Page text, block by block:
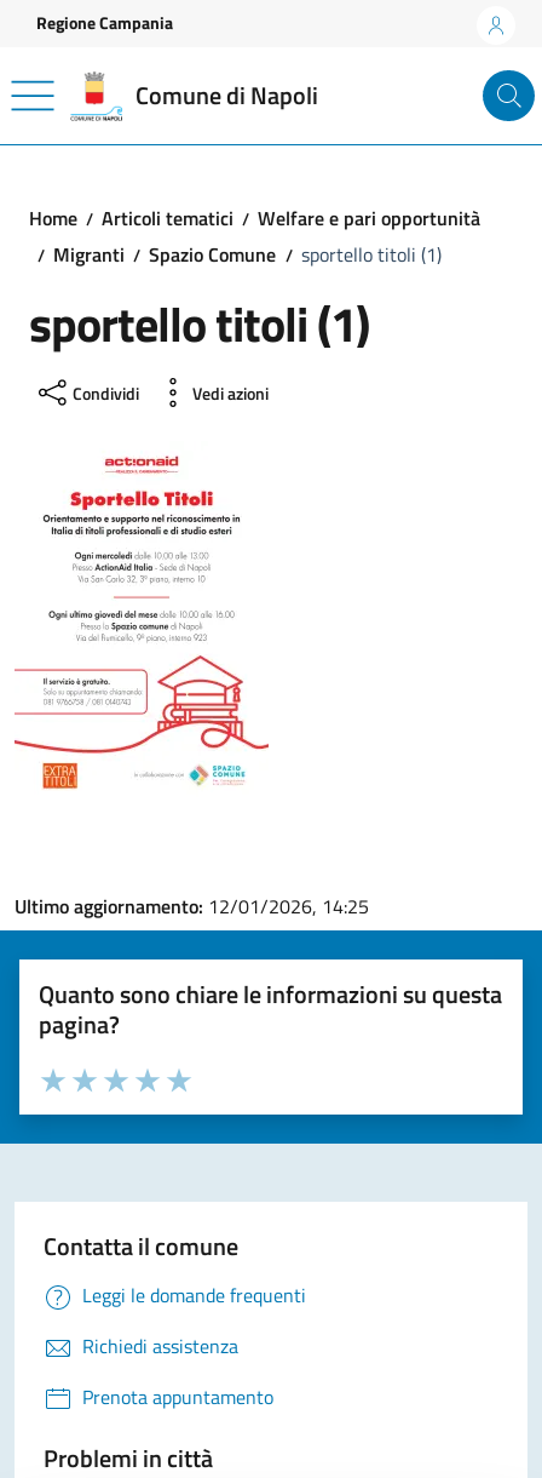
Vai ai contenuti
Vai al footer
Regione Campania
Comune di Napoli
Home Articoli tematici
Welfare e pari opportunità
Migranti
Spazio Comune sportello titoli (1)
sportello titoli (1)
Condividi Vedi azioni
Ultimo aggiornamento: 12/01/2026, 14:25
Quanto sono chiare le informazioni su questa
pagina?
Valuta la chiarezza delle informazioni (da 1 a 5 stelle)
Seleziona il numero di stelle per valutare la chiarezza delle
Valuta 5 stelle su 5
Valuta 4 stelle su 5
Valuta 3 stelle su 5
Valuta 2 stelle su 5
Valuta 1 stelle su 5
Contatta il comune
Leggi le domande frequenti
Richiedi assistenza
Prenota appuntamento
Problemi in città